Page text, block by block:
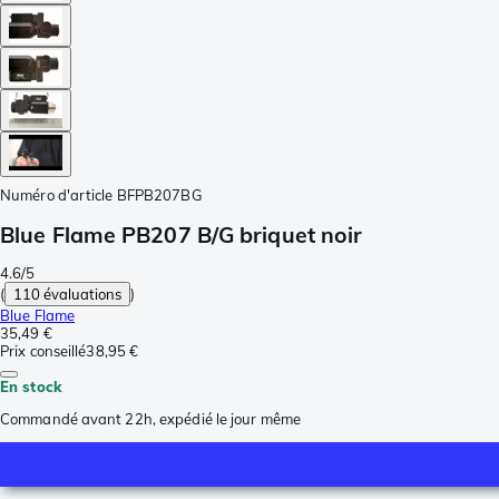
Numéro d'article BFPB207BG
Blue Flame PB207 B/G briquet noir
4.6/5
( 110 évaluations )
Blue Flame
35,49 €
Prix conseillé38,95 €
En stock
Commandé avant 22h, expédié le jour même